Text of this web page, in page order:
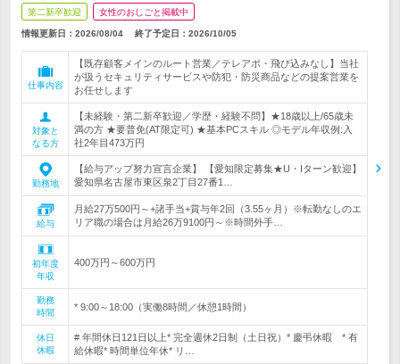
第二新卒歓迎 女性のおしごと掲載中
情報更新日：2026/08/04 終了予定日： 2026/10/05
仕事内容
【既存顧客メインのルート営業／テレアポ・飛び込みなし】当社
が扱うセキュリティサービスや防犯・防災商品などの提案営業を
お任せします
対象と
なる方
【未経験・第二新卒歓迎／学歴・経験不問】★18歳以上/65歳未
満の方 ★要普免(AT限定可) ★基本PCスキル ◎モデル年収例:入
社2年目473万円
勤務地
【給与アップ努力宣言企業】 【愛知限定募集★U・Iターン歓迎】
愛知県名古屋市東区泉2丁目27番1…
給与
月給27万500円～+諸手当+賞与年2回（3.55ヶ月）※転勤なしのエ
リア職の場合は月給26万9100円～※時間外手…
初年度
年収
400万円～600万円
勤務
時間
* 9:00～18:00（実働8時間／休憩1時間）
休日
休暇
# 年間休日121日以上* 完全週休2日制（土日祝）* 慶弔休暇 * 有
給休暇* 時間単位年休* リ…